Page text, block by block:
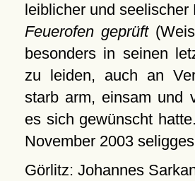
leiblicher und seelischer
Feuerofen geprüft
besonders in seinen
zu leiden, auch an
starb arm, einsam und
es sich gewünscht
November 2003
Görlitz: Johannes